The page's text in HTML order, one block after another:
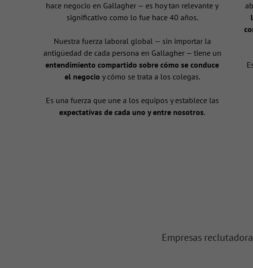
hace negocio en Gallagher — es hoy tan relevante y
significativo como lo fue hace 40 años.
Nuestra fuerza laboral global — sin importar la
antigüedad de cada persona en Gallagher — tiene un
entendimiento compartido sobre cómo se conduce
el negocio y cómo se trata a los colegas.
Es una fuerza que une a los equipos y establece las
expectativas de cada uno y entre nosotros.
Empresas